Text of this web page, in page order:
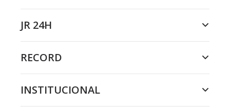
JR 24H
RECORD
INSTITUCIONAL